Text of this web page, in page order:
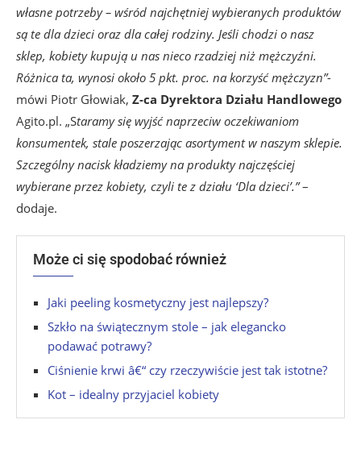
własne potrzeby – wśród najchętniej wybieranych produktów
są te dla dzieci oraz dla całej rodziny. Jeśli chodzi o nasz
sklep, kobiety kupują u nas nieco rzadziej niż mężczyźni.
Różnica ta, wynosi około 5 pkt. proc. na korzyść mężczyzn”-
mówi Piotr Głowiak, Z-ca Dyrektora Działu Handlowego
Agito.pl. „Staramy się wyjść naprzeciw oczekiwaniom
konsumentek, stale poszerzając asortyment w naszym sklepie.
Szczególny nacisk kładziemy na produkty najczęściej
wybierane przez kobiety, czyli te z działu ‘Dla dzieci’.”–
dodaje.
Może ci się spodobać również
Jaki peeling kosmetyczny jest najlepszy?
Szkło na świątecznym stole – jak elegancko
podawać potrawy?
Ciśnienie krwi â€“ czy rzeczywiście jest tak istotne?
Kot – idealny przyjaciel kobiety